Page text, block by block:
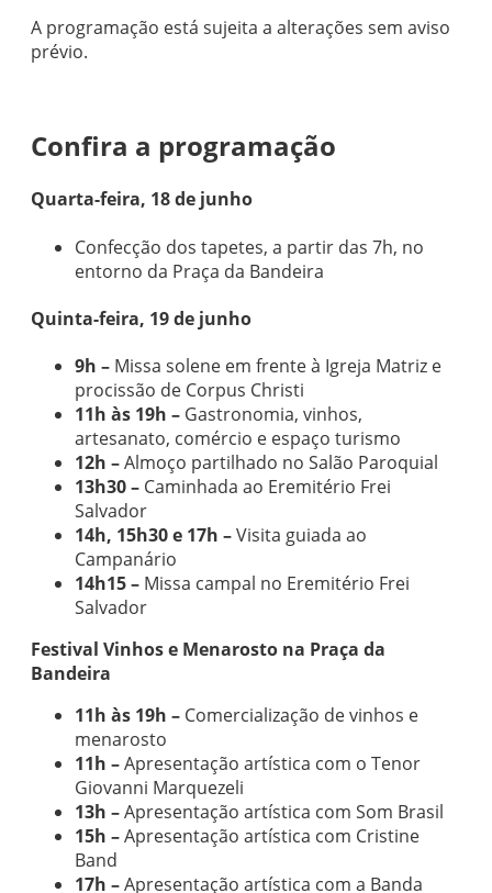
A programação está sujeita a alterações sem aviso
prévio.
Confira a programação
Quarta-feira, 18 de junho
Confecção dos tapetes, a partir das 7h, no
entorno da Praça da Bandeira
Quinta-feira, 19 de junho
9h – Missa solene em frente à Igreja Matriz e
procissão de Corpus Christi
11h às 19h – Gastronomia, vinhos,
artesanato, comércio e espaço turismo
12h –Almoço partilhado no Salão Paroquial
13h30 – Caminhada ao Eremitério Frei
Salvador
14h, 15h30 e 17h –Visita guiada ao
Campanário
14h15 – Missa campal no Eremitério Frei
Salvador
Festival Vinhos e Menarosto na Praça da
Bandeira
11h às 19h – Comercialização de vinhos e
menarosto
11h –Apresentação artística com o Tenor
Giovanni Marquezeli
13h –Apresentação artística com Som Brasil
15h –Apresentação artística com Cristine
Band
17h –Apresentação artística com a Banda